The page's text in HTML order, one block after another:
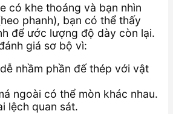
có khe thoáng và bạn nhìn
phanh), bạn có thể thấy
để ước lượng độ dày còn lại.
giá sơ bộ vì:
nhầm phần đế thép với vật
ngoài có thể mòn khác nhau.
lệch quan sát.